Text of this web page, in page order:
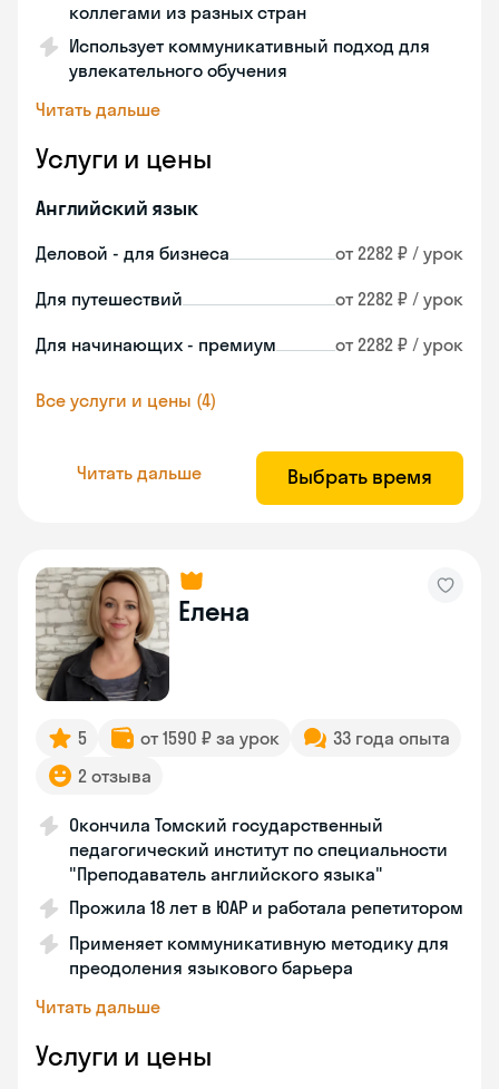
коллегами из разных стран
Использует коммуникативный подход для
увлекательного обучения
Читать дальше
Услуги и цены
Английский язык
Деловой - для бизнеса от 2282 ₽ / урок
Для путешествий от 2282 ₽ / урок
Для начинающих - премиум от 2282 ₽ / урок
Все услуги и цены (4)
Читать дальше Выбрать время
Елена
5 от 1590 ₽ за урок
33 года опыта
2 отзыва
Окончила Томский государственный
педагогический институт по специальности
"Преподаватель английского языка"
Прожила 18 лет в ЮАР и работала репетитором
Применяет коммуникативную методику для
преодоления языкового барьера
Читать дальше
Услуги и цены